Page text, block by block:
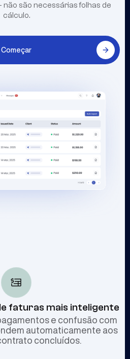
são necessárias folhas de
cálculo.
Começar
faturas mais inteligente
e confusão com
automaticamente aos
concluídos.